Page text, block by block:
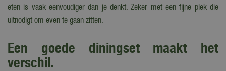
eten is vaak eenvoudiger dan je denkt. Zeker met een fijne plek die
uitnodigt om even te gaan zitten.
Een goede diningset maakt het
verschil.